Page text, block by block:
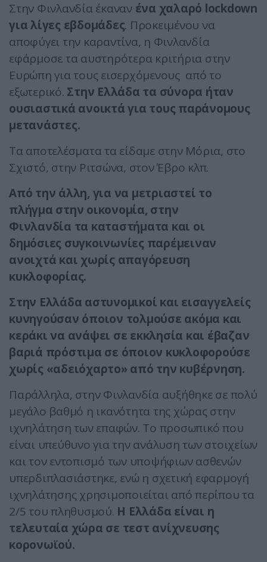
Στην Φινλανδία έκαναν ένα χαλαρό lockdown
για λίγες εβδομάδες. Προκειμένου να
αποφύγει την καραντίνα, η Φινλανδία
εφάρμοσε τα αυστηρότερα κριτήρια στην
Ευρώπη για τους εισερχόμενους από το
εξωτερικό. Στην Ελλάδα τα σύνορα ήταν
ουσιαστικά ανοικτά για τους παράνομους
μετανάστες.
Τα αποτελέσματα τα είδαμε στην Μόρια, στο
Σχιστό, στην Ριτσώνα, στον Έβρο κλπ.
Από την άλλη, για να μετριαστεί το
πλήγμα στην οικονομία, στην
Φινλανδία τα καταστήματα και οι
δημόσιες συγκοινωνίες παρέμειναν
ανοιχτά και χωρίς απαγόρευση
κυκλοφορίας.
Στην Ελλάδα αστυνομικοί και εισαγγελείς
κυνηγούσαν όποιον τολμούσε ακόμα και
κεράκι να ανάψει σε εκκλησία και έβαζαν
βαριά πρόστιμα σε όποιον κυκλοφορούσε
χωρίς «αδειόχαρτο» από την κυβέρνηση.
Παράλληλα, στην Φινλανδία αυξήθηκε σε πολύ
μεγάλο βαθμό η ικανότητα της χώρας στην
ιχνηλάτηση των επαφών. Το προσωπικό που
είναι υπεύθυνο για την ανάλυση των στοιχείων
και τον εντοπισμό των υποψήφιων ασθενών
υπερδιπλασιάστηκε, ενώ η σχετική εφαρμογή
ιχνηλάτησης χρησιμοποιείται από περίπου τα
2/5 του πληθυσμού. Η Ελλάδα είναι η
τελευταία χώρα σε τεστ ανίχνευσης
κορονωϊού.